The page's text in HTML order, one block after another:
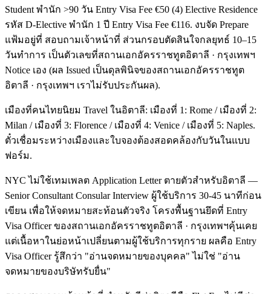
Student พำนัก >90 วัน Entry Visa Fee €50 (4) Elective Residence
รหัส D-Elective พำนัก 1 ปี Entry Visa Fee €116. งบจัด Prepare
แฟ้มอยู่ที่ สอบถามเจ้าหน้าที่ ส่วนกรอบตัดสินใจกลยุทธ์ 10–15
วันทำการ เป็นตัวเลขที่สถานเอกอัครราชทูตอิตาลี · กรุงเทพฯ
Notice เอง (ผล Issued เป็นดุลพินิจของสถานเอกอัครราชทูต
อิตาลี · กรุงเทพฯ เราไม่รับประกันผล).
เมืองที่คนไทยนิยม Travel ในอิตาลี: เมืองที่ 1: Rome / เมืองที่ 2:
Milan / เมืองที่ 3: Florence / เมืองที่ 4: Venice / เมืองที่ 5: Naples.
ตั๋วเชื่อมระหว่างเมืองและใบจองต้องสอดคล้องกับวันในแบบ
ฟอร์ม.
NYC ไม่ใช้เทมเพลต Application Letter ตายตัวสำหรับอิตาลี —
Senior Consultant Consular Interview ผู้ใช้บริการ 30-45 นาทีก่อน
เขียน เพื่อให้จดหมายสะท้อนตัวจริง โครงพื้นฐานยึดที่ Entry
Visa Officer ของสถานเอกอัครราชทูตอิตาลี · กรุงเทพฯคุ้นเคย
แต่เนื้อหาในย่อหน้าเปลี่ยนตามผู้ใช้บริการทุกราย ผลคือ Entry
Visa Officer รู้สึกว่า "อ่านจดหมายของบุคคล" ไม่ใช่ "อ่าน
จดหมายของบริษัทรับยื่น"